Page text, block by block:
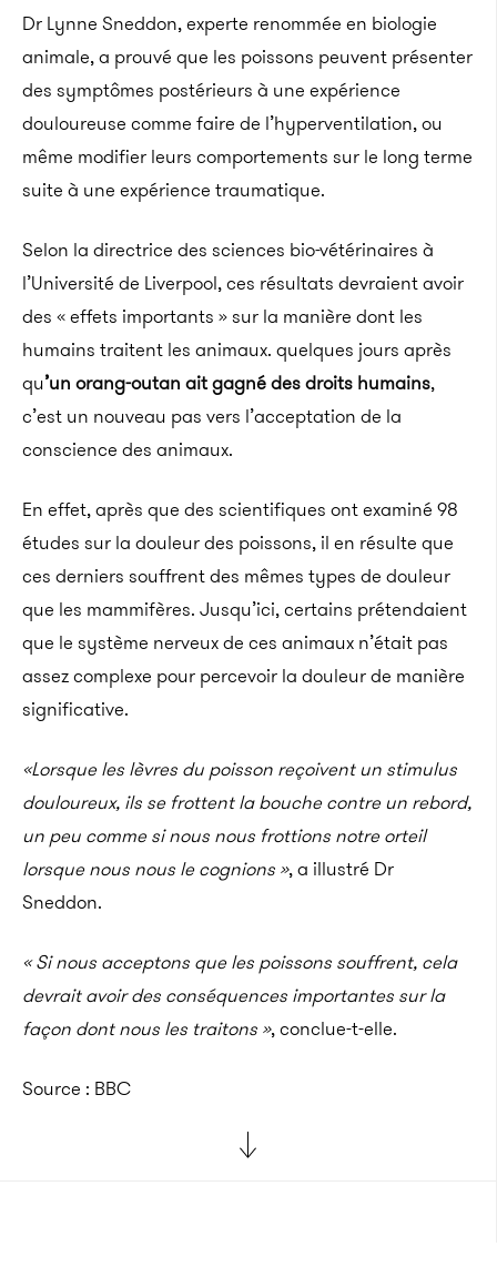
Dr Lynne Sneddon, experte renommée en biologie
animale, a prouvé que les poissons peuvent présenter
des symptômes postérieurs à une expérience
douloureuse comme faire de l’hyperventilation, ou
même modifier leurs comportements sur le long terme
suite à une expérience traumatique.
Selon la directrice des sciences bio-vétérinaires à
l’Université de Liverpool, ces résultats devraient avoir
des « effets importants » sur la manière dont les
humains traitent les animaux. quelques jours après
qu’un orang-outan ait gagné des droits humains,
c’est un nouveau pas vers l’acceptation de la
conscience des animaux.
En effet, après que des scientifiques ont examiné 98
études sur la douleur des poissons, il en résulte que
ces derniers souffrent des mêmes types de douleur
que les mammifères. Jusqu’ici, certains prétendaient
que le système nerveux de ces animaux n’était pas
assez complexe pour percevoir la douleur de manière
significative.
«Lorsque les lèvres du poisson reçoivent un stimulus
douloureux, ils se frottent la bouche contre un rebord,
un peu comme si nous nous frottions notre orteil
lorsque nous nous le cognions », a illustré Dr
Sneddon.
« Si nous acceptons que les poissons souffrent, cela
devrait avoir des conséquences importantes sur la
façon dont nous les traitons », conclue-t-elle.
Source : BBC